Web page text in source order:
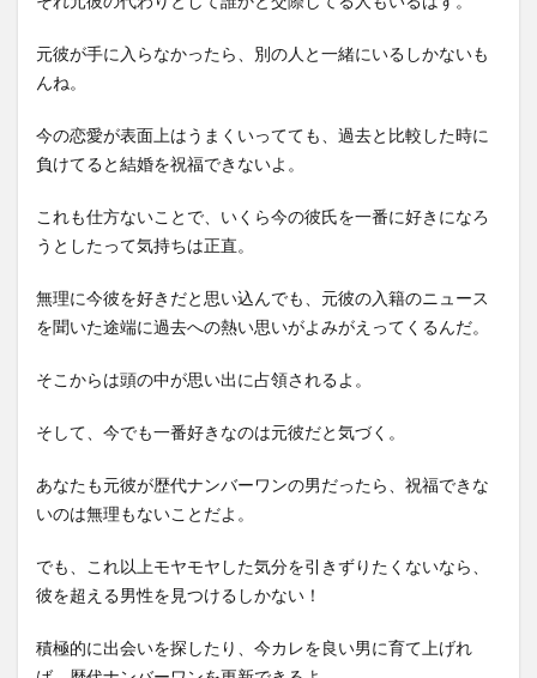
元彼が手に入らなかったら、別の人と一緒にいるしかないも
んね。
今の恋愛が表面上はうまくいってても、過去と比較した時に
負けてると結婚を祝福できないよ。
これも仕方ないことで、いくら今の彼氏を一番に好きになろ
うとしたって気持ちは正直。
無理に今彼を好きだと思い込んでも、元彼の入籍のニュース
を聞いた途端に過去への熱い思いがよみがえってくるんだ。
そこからは頭の中が思い出に占領されるよ。
そして、今でも一番好きなのは元彼だと気づく。
あなたも元彼が歴代ナンバーワンの男だったら、祝福できな
いのは無理もないことだよ。
でも、これ以上モヤモヤした気分を引きずりたくないなら、
彼を超える男性を見つけるしかない！
積極的に出会いを探したり、今カレを良い男に育て上げれ